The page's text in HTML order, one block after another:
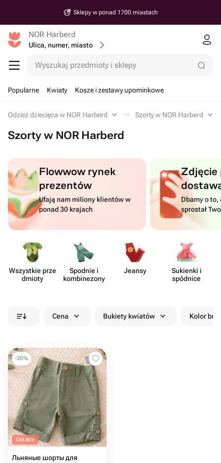
Sklepy w ponad 1700 miastach
NOR Harberd
Ulica, numer, miasto
Wyszukaj przedmioty i sklepy
Popularne Kwiaty Kosze i zestawy upominkowe
Odzież dziecięca w NOR Harberd Szorty w NOR Harberd
Szorty w NOR Harberd
Flowwow rynek
prezentów
Ufają nam miliony klientów w
ponad 30 krajach
Dbamy o to,
sprostał
Wszystkie prze​
dmioty
Spodnie i
kombi​nezony
Jeansy
Sukienki i
spódnice
Cena Bukiety kwiatów Kolor
-20%
Ostatni
Льняные шорты для